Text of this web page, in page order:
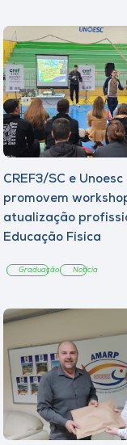
CREF3/SC e Unoesc
promovem
atualização
Educação Física
Graduação Notícia